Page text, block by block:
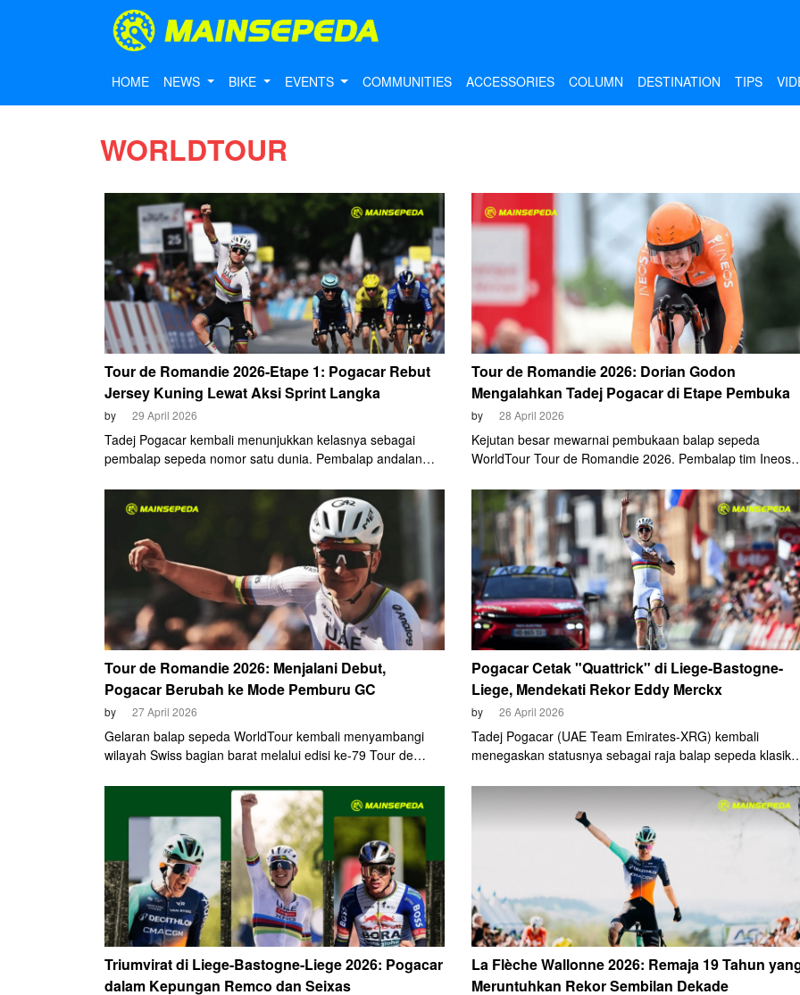
HOME NEWS BIKE EVENTS COMMUNITIES ACCESSORIES COLUMN DESTINATION TIPS
WORLDTOUR
Tour de Romandie 2026-Etape 1: Pogacar Rebut
Jersey Kuning Lewat Aksi Sprint Langka
by 29 April 2026
Tadej Pogacar kembali menunjukkan kelasnya sebagai
pembalap sepeda nomor satu dunia. Pembalap andalan
kemenangan kelimanya musim ini setelah finish terdepan
pada Etape 1 Tour de Romandie, Rabu, 29 April 2026.
Kemenangan ini diraih Pogacar melalui strategi adu sprint
yang taktis menuju garis finis di Martigny. Satu hal yang
jarang dilakukannya.
Tour de Romandie 2026: Dorian Godon
Mengalahkan Tadej Pogacar di Etape Pembuka
by 28 April 2026
Kejutan besar mewarnai pembukaan balap sepeda
WorldTour Tour de Romandie 2026. Pembalap tim Ineos
kemenangan impresif pada etape prolog yang
di Villars-sur-Glane, Swiss, Selasa, 28 April 2026.
Tour de Romandie 2026: Menjalani Debut,
Pogacar Berubah ke Mode Pemburu GC
by 27 April 2026
Gelaran balap sepeda WorldTour kembali menyambangi
wilayah Swiss bagian barat melalui edisi ke-79 Tour de
hari, mulai 28 April hingga 3 Mei 2026 ini, menjadi sorotan
utama menyusul kepastian debut bintang dunia, Tadej
Pogacar (UAE Team Emirates-XRG).
Pogacar Cetak "Quattrick" di Liege-Bastogne-
Liege, Mendekati Rekor Eddy Merckx
by 26 April 2026
Tadej Pogacar (UAE Team Emirates-XRG) kembali
menegaskan statusnya sebagai raja balap sepeda klasik
kemenangan keempatnya di monumen Liège-Bastogne-
Liège edisi ke-112, Minggu, 26 April 2026, setelah
melakukan aksi solo brilian di 13 kilometer terakhir.
Triumvirat di Liege-Bastogne-Liege 2026: Pogacar
dalam Kepungan Remco dan Seixas
La Flèche Wallonne 2026: Remaja 19 Tahun
Meruntuhkan Rekor Sembilan Dekade